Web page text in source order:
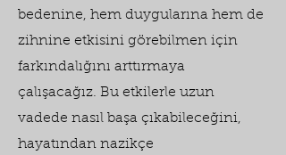
bedenine, hem duygularına hem de
zihnine etkisini görebilmen için
farkındalığını arttırmaya
çalışacağız. Bu etkilerle uzun
vadede nasıl başa çıkabileceğini,
hayatından nazikçe